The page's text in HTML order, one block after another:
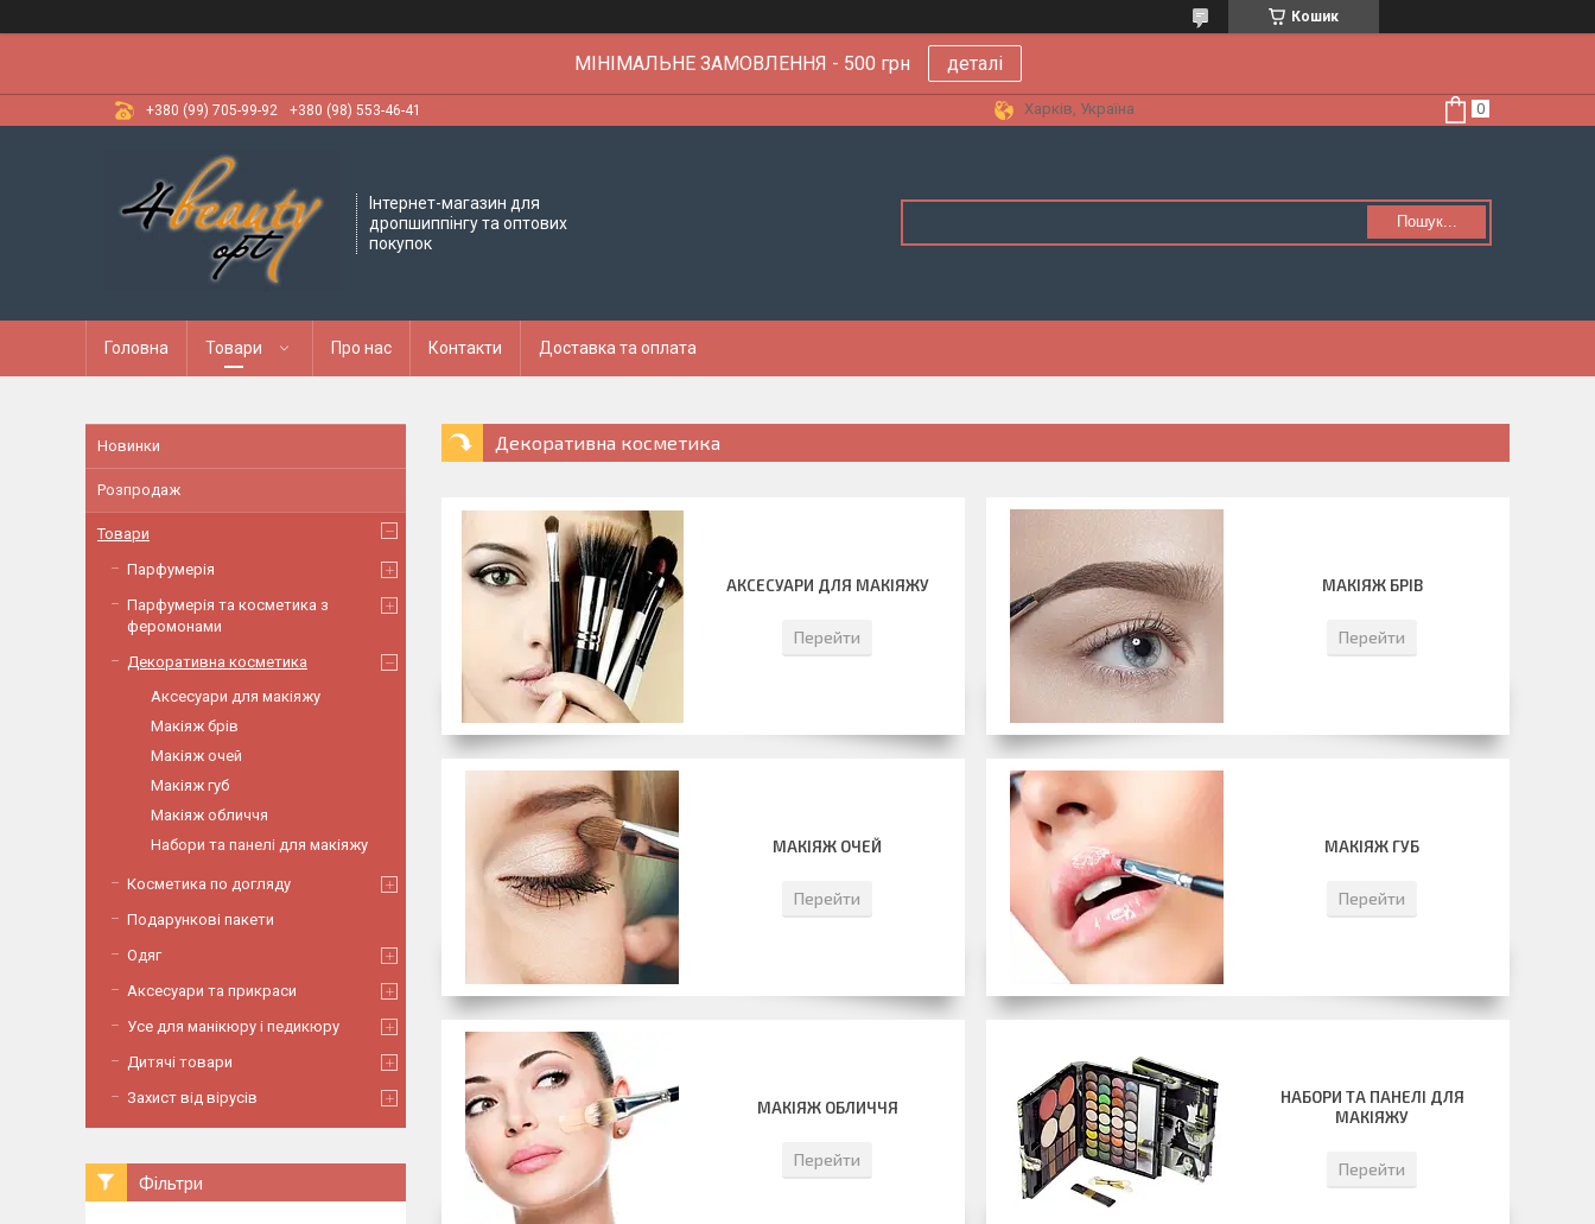
Кошик
МІНІМАЛЬНЕ ЗАМОВЛЕННЯ - 500 грн деталі
+380 (99) 705-99-92 +380 (98) 553-46-41 Харків, Україна
Інтернет-магазин для
дропшиппінгу та оптових
покупок
Пошук...
Головна Товари Про нас Контакти Доставка та оплата
Декоративна косметика
АКСЕСУАРИ ДЛЯ МАКІЯЖУ
Перейти
МАКІЯЖ БРІВ
Перейти
МАКІЯЖ ОЧЕЙ
Перейти
МАКІЯЖ ГУБ
Перейти
МАКІЯЖ ОБЛИЧЧЯ
Перейти
НАБОРИ ТА ПАНЕЛІ ДЛЯ
МАКІЯЖУ
Перейти
Новинки
Розпродаж
Товари
Парфумерія
Парфумерія та косметика з
феромонами
Декоративна косметика
Аксесуари для макіяжу
Макіяж брів
Макіяж очей
Макіяж губ
Макіяж обличчя
Набори та панелі для макіяжу
Косметика по догляду
Подарункові пакети
Одяг
Аксесуари та прикраси
Усе для манікюру і педикюру
Дитячі товари
Захист від вірусів
Фільтри